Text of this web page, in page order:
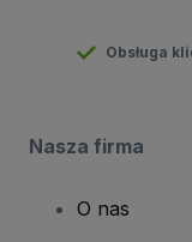
Obsługa
Nasza firma
O nas